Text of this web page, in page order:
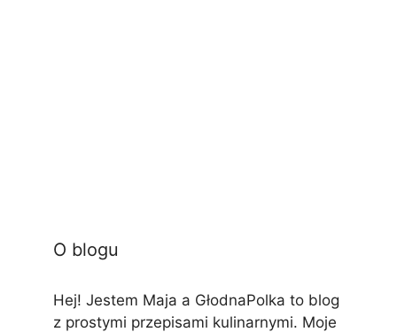
O blogu
Hej! Jestem Maja a GłodnaPolka to blog
z prostymi przepisami kulinarnymi. Moje